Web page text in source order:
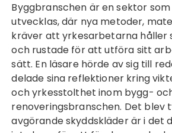
Byggbranschen är en sektor som ständigt
utvecklas, där nya metoder,
kräver att yrkesarbetarna håller
och rustade för att utföra sitt
sätt. En läsare hörde av sig till
delade sina reflektioner kring
och yrkesstolthet inom bygg-
renoveringsbranschen. Det blev
avgörande skyddskläder är i det